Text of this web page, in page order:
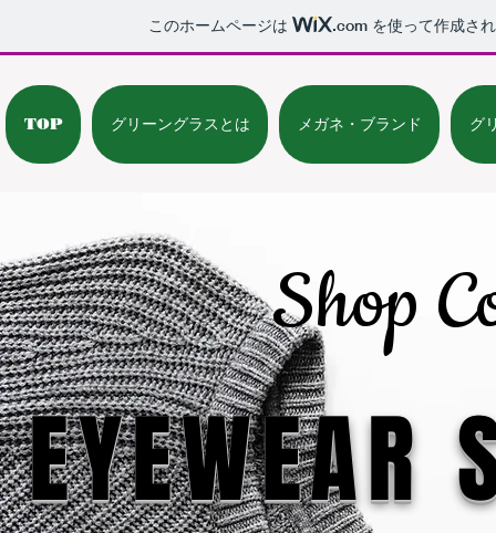
このホームページは .comを使って作成さ
TOP グリーングラスとは メガネ・ブランド グ
Shop
EYEWEAR